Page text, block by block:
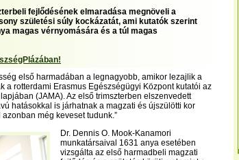
fejlődésének elmaradása megnöveli a
születési súly kockázatát, ami kutatók szerint
magas vérnyomására és a túl magas
első harmadában a legnagyobb, amikor lezajlik a
a rotterdami Erasmus Egészségügyi Központ kutatói az
(JAMA). Az első trimszterben elszenvedett
hatásokkal is járhatnak a magzati és újszülötti kor
még keveset tudunk.”
Dr. Dennis O. Mook-Kanamori
munkatársaival 1631 anya esetében
vizsgálta az első harmadbeli magzati